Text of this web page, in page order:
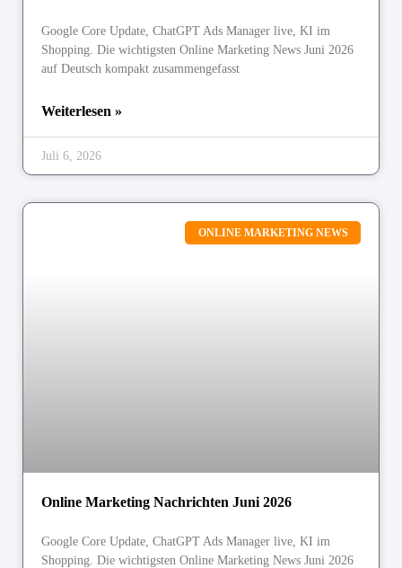
Google Core Update, ChatGPT Ads Manager live, KI im
Shopping. Die wichtigsten Online Marketing News Juni 2026
auf Deutsch kompakt zusammengefasst
Weiterlesen »
Juli 6, 2026
ONLINE MARKETING NEWS
Online Marketing Nachrichten Juni 2026
Google Core Update, ChatGPT Ads Manager live, KI im
Shopping. Die wichtigsten Online Marketing News Juni 2026